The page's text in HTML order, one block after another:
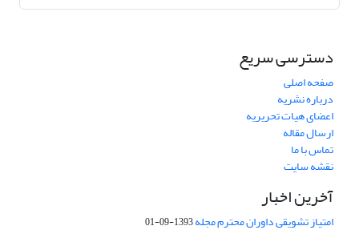
دسترسی سریع
صفحه اصلی
درباره نشریه
اعضای هیات تحریریه
ارسال مقاله
تماس با ما
نقشه سایت
آخرین اخبار
امتیاز تشویقی داوران محترم مجله1393-09-01